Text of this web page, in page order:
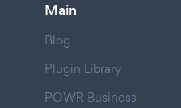
Main
Blog
Plugin Library
POWR Business